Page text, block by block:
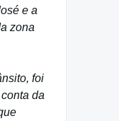
e a
zona
foi
da